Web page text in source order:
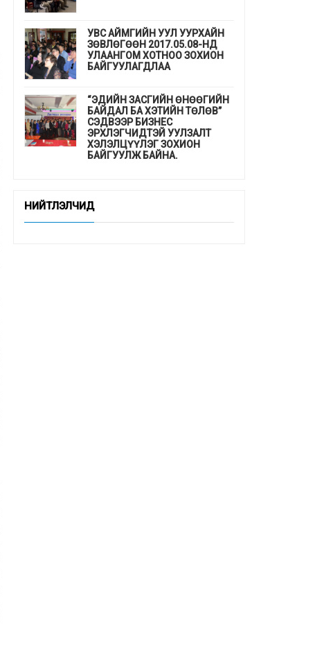
УВС АЙМГИЙН УУЛ УУРХАЙН
ЗӨВЛӨГӨӨН 2017.05.08-НД
УЛААНГОМ ХОТНОО ЗОХИОН
БАЙГУУЛАГДЛАА
“ЭДИЙН ЗАСГИЙН ӨНӨӨГИЙН
БАЙДАЛ БА ХЭТИЙН ТӨЛӨВ”
СЭДВЭЭР БИЗНЕС
ЭРХЛЭГЧИДТЭЙ УУЛЗАЛТ
ХЭЛЭЛЦҮҮЛЭГ ЗОХИОН
БАЙГУУЛЖ БАЙНА.
сануулав
НИЙТЛЭЛЧИД